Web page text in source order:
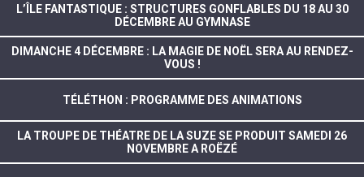
L’ÎLE FANTASTIQUE : STRUCTURES GONFLABLES DU 18 AU 30
DÉCEMBRE AU GYMNASE
DIMANCHE 4 DÉCEMBRE : LA MAGIE DE NOËL SERA AU RENDEZ-
VOUS !
TÉLÉTHON : PROGRAMME DES ANIMATIONS
LA TROUPE DE THÉATRE DE LA SUZE SE PRODUIT SAMEDI 26
NOVEMBRE A ROËZÉ